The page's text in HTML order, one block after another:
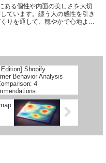
ある個性や内面の美しさを大切
ています。纏う人の感性を引き
りを通して、穏やかで心地よい
Edition] Shopify
Behavior Analysis
4